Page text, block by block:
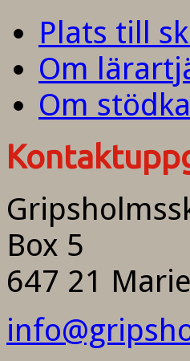
Plats till
Om
Om
Box 5
647 21